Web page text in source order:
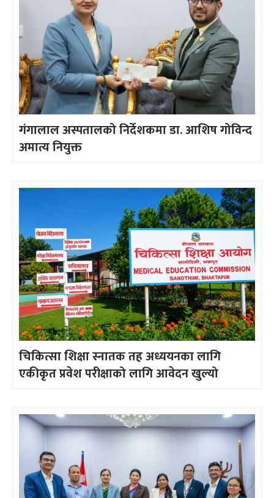
गंगालाल अस्पतालको निर्देशकमा डा. आशिष गोविन्द
अमात्य नियुक्त
चिकित्सा शिक्षा स्नातक तह अध्ययनका लागि
एकीकृत प्रवेश परीक्षाको लागि आवेदन खुल्यो